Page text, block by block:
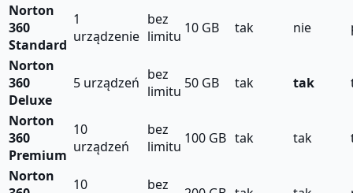
Norton
360
Standard
1
urządzenie
bez
limitu 10 GB tak nie
Norton
360
Deluxe
5 urządzeń bez
limitu 50 GB tak tak
Norton
360
Premium
10
urządzeń
bez
limitu 100 GB tak tak
Norton
10 bez